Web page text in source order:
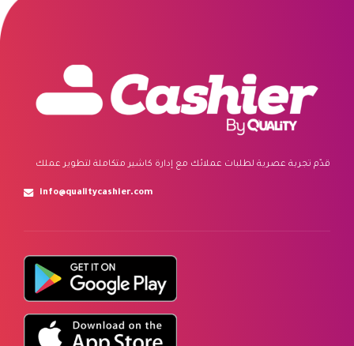
قدّم تجربة عصرية لطلبات عملائك مع إدارة كاشير متكاملة لتطوير عملك
info@qualitycashier.com